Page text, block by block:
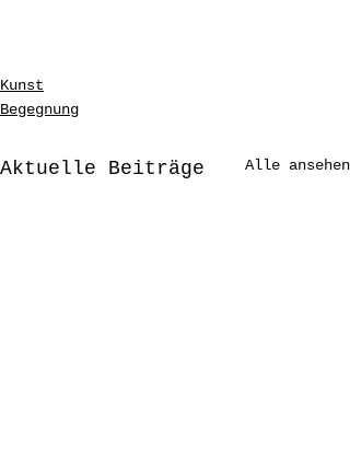
Kunst
Begegnung
Aktuelle Beiträge Alle ansehen